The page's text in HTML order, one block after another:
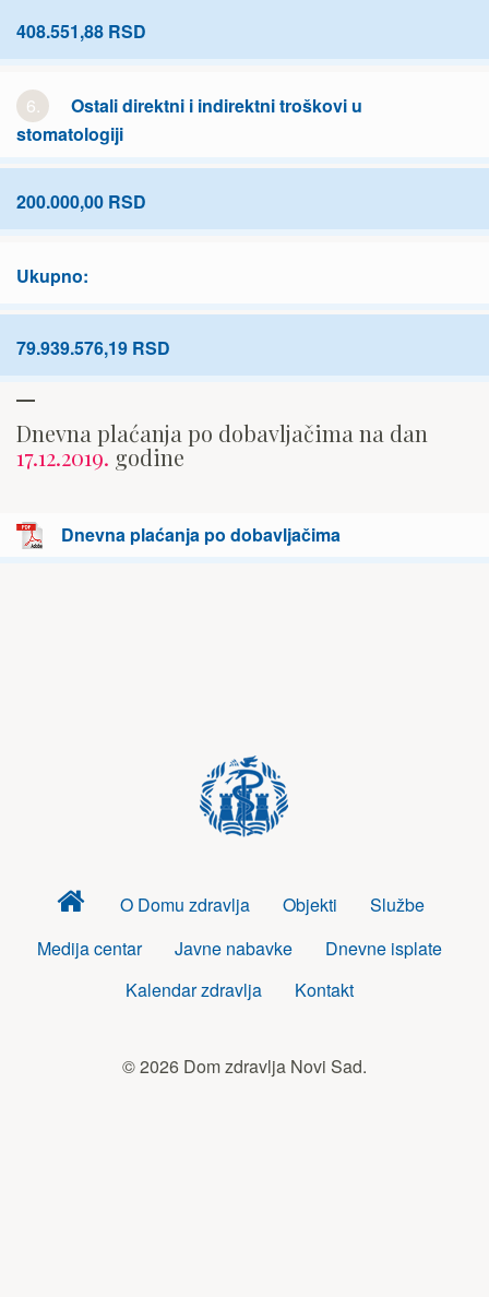
408.551,88 RSD
6.
Ostali direktni i indirektni troškovi u
stomatologiji
200.000,00 RSD
Ukupno:
79.939.576,19 RSD
Dnevna plaćanja po dobavljačima na dan
17.12.2019. godine
Dnevna plaćanja po dobavljačima
Dom
zdravlja
O Domu zdravlja Objekti
Službe
Medija centar
Javne nabavke
Dnevne isplate
Kalendar zdravlja
Kontakt
© 2026 Dom zdravlja Novi Sad.